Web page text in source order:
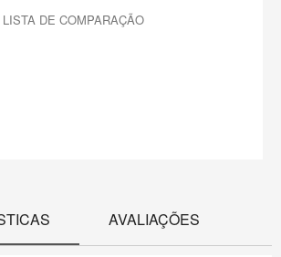
LISTA DE COMPARAÇÃO
AVALIAÇÕES